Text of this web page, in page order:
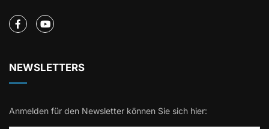
NEWSLETTERS
Anmelden für den Newsletter können Sie sich hier: